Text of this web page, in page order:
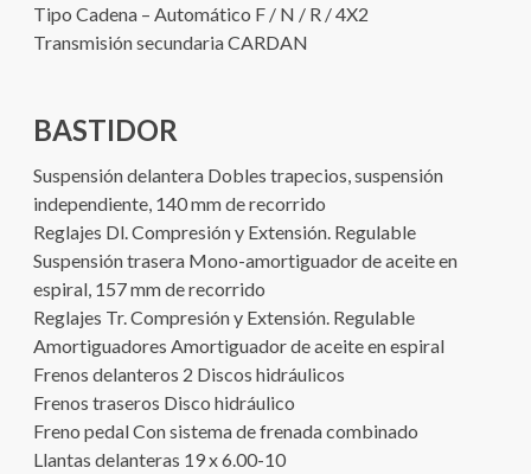
Tipo Cadena – Automático F / N / R / 4X2
Transmisión secundaria CARDAN
BASTIDOR
Suspensión delantera Dobles trapecios, suspensión
independiente, 140 mm de recorrido
Reglajes Dl. Compresión y Extensión. Regulable
Suspensión trasera Mono-amortiguador de aceite en
espiral, 157 mm de recorrido
Reglajes Tr. Compresión y Extensión. Regulable
Amortiguadores Amortiguador de aceite en espiral
Frenos delanteros 2 Discos hidráulicos
Frenos traseros Disco hidráulico
Freno pedal Con sistema de frenada combinado
Llantas delanteras 19 x 6.00-10